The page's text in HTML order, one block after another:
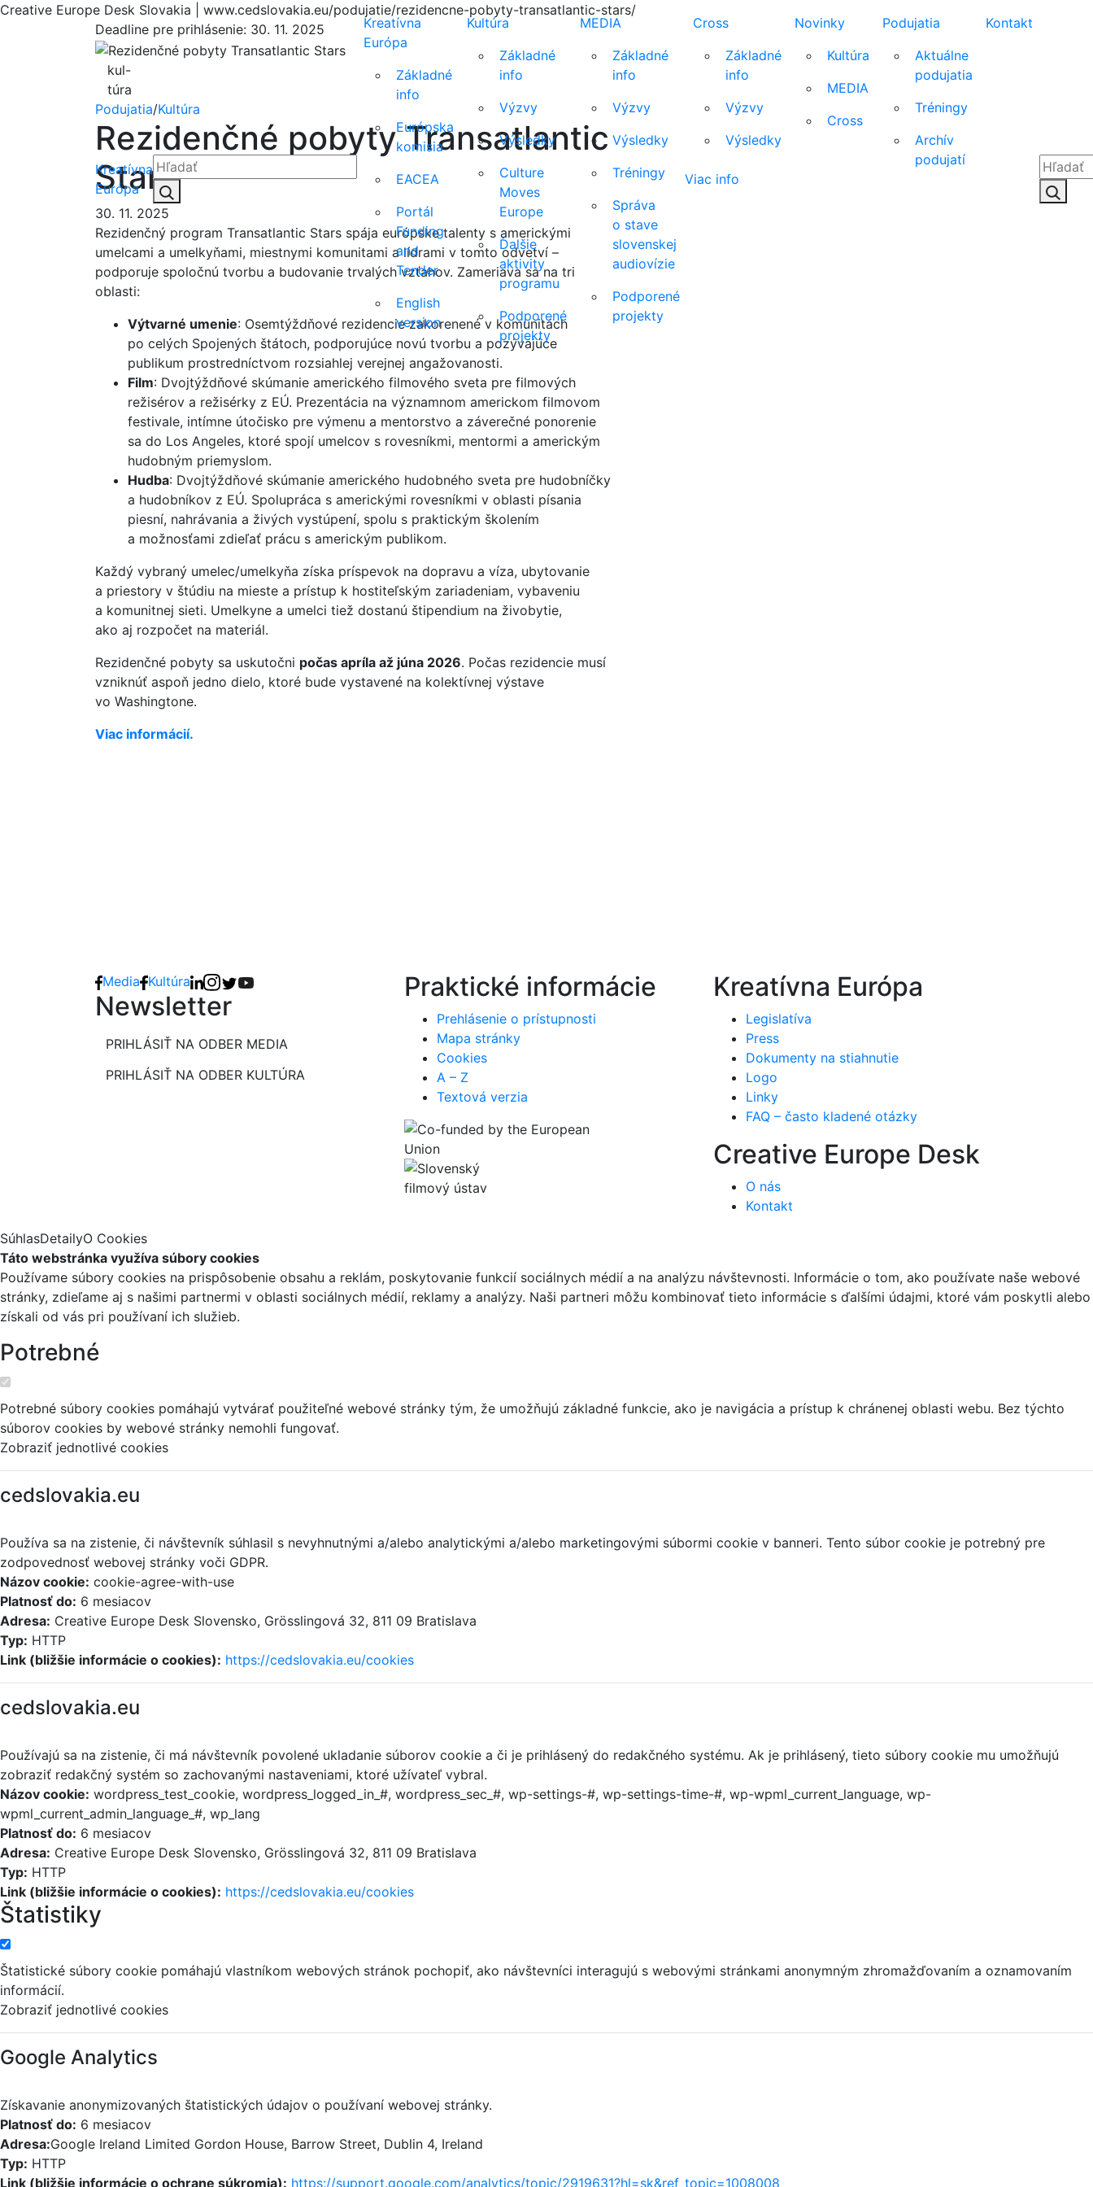
Creative Europe Desk Slovakia | www.cedslovakia.eu/podujatie/rezidencne-pobyty-transatlantic-stars/
Kreatívna
Európa
Hľadať:
Kreatívna
Európa
Základné
info
Európska
komisia
EACEA
Portál
Funding
and
Tender
English
version
Kultúra
Základné
info
Výzvy
Výsledky
Culture
Moves
Europe
Ďalšie
aktivity
programu
Podporené
projekty
MEDIA
Základné
info
Výzvy
Výsledky
Tréningy
Správa
o stave
slovenskej
audiovízie
Podporené
projekty
Cross
Základné
info
Výzvy
Výsledky
Novinky
Kultúra
MEDIA
Cross
Podujatia
Aktuálne
podujatia
Tréningy
Archív
podujatí
Kontakt
Hľadať:
Deadline pre prihlásenie: 30. 11. 2025
kul-
túra
Podujatia/Kultúra
Rezidenčné pobyty Transatlantic
Stars
30. 11. 2025
Rezidenčný program Transatlantic Stars spája európske talenty s americkými
umelcami a umelkyňami, miestnymi komunitami a lídrami v tomto odvetví –
podporuje spoločnú tvorbu a budovanie trvalých vzťahov. Zameriava sa na tri
oblasti:
Výtvarné umenie: Osemtýždňové rezidencie zakorenené v komunitách
po celých Spojených štátoch, podporujúce novú tvorbu a pozývajúce
publikum prostredníctvom rozsiahlej verejnej angažovanosti.
Film: Dvojtýždňové skúmanie amerického filmového sveta pre filmových
režisérov a režisérky z EÚ. Prezentácia na významnom americkom filmovom
festivale, intímne útočisko pre výmenu a mentorstvo a záverečné ponorenie
sa do Los Angeles, ktoré spojí umelcov s rovesníkmi, mentormi a americkým
hudobným priemyslom.
Hudba: Dvojtýždňové skúmanie amerického hudobného sveta pre hudobníčky
a hudobníkov z EÚ. Spolupráca s americkými rovesníkmi v oblasti písania
piesní, nahrávania a živých vystúpení, spolu s praktickým školením
a možnosťami zdieľať prácu s americkým publikom.
Každý vybraný umelec/umelkyňa získa príspevok na dopravu a víza, ubytovanie
a priestory v štúdiu na mieste a prístup k hostiteľským zariadeniam, vybaveniu
a komunitnej sieti. Umelkyne a umelci tiež dostanú štipendium na živobytie,
ako aj rozpočet na materiál.
Rezidenčné pobyty sa uskutočni počas apríla až júna 2026. Počas rezidencie musí
vzniknúť aspoň jedno dielo, ktoré bude vystavené na kolektívnej výstave
vo Washingtone.
Viac informácií.
Viac info
Media Kultúra
Newsletter
PRIHLÁSIŤ NA ODBER MEDIA
PRIHLÁSIŤ NA ODBER KULTÚRA
Praktické informácie
Prehlásenie o prístupnosti
Mapa stránky
Cookies
A – Z
Textová verzia
Kreatívna Európa
Legislatíva
Press
Dokumenty na stiahnutie
Logo
Linky
FAQ – často kladené otázky
Creative Europe Desk
O nás
Kontakt
SúhlasDetailyO Cookies
Táto webstránka využíva súbory cookies
Používame súbory cookies na prispôsobenie obsahu a reklám, poskytovanie funkcií sociálnych médií a na analýzu návštevnosti. Informácie o tom, ako používate naše webové
stránky, zdieľame aj s našimi partnermi v oblasti sociálnych médií, reklamy a analýzy. Naši partneri môžu kombinovať tieto informácie s ďalšími údajmi, ktoré vám poskytli alebo
získali od vás pri používaní ich služieb.
Potrebné
Potrebné súbory cookies pomáhajú vytvárať použiteľné webové stránky tým, že umožňujú základné funkcie, ako je navigácia a prístup k chránenej oblasti webu. Bez týchto
súborov cookies by webové stránky nemohli fungovať.
Zobraziť jednotlivé cookies
cedslovakia.eu
Používa sa na zistenie, či návštevník súhlasil s nevyhnutnými a/alebo analytickými a/alebo marketingovými súbormi cookie v banneri. Tento súbor cookie je potrebný pre
zodpovednosť webovej stránky voči GDPR.
Názov cookie: cookie-agree-with-use
Platnosť do: 6 mesiacov
Adresa: Creative Europe Desk Slovensko, Grösslingová 32, 811 09 Bratislava
Typ: HTTP
Link (bližšie informácie o cookies): https://cedslovakia.eu/cookies
cedslovakia.eu
Používajú sa na zistenie, či má návštevník povolené ukladanie súborov cookie a či je prihlásený do redakčného systému. Ak je prihlásený, tieto súbory cookie mu umožňujú
zobraziť redakčný systém so zachovanými nastaveniami, ktoré užívateľ vybral.
Názov cookie: wordpress_test_cookie, wordpress_logged_in_#, wordpress_sec_#, wp-settings-#, wp-settings-time-#, wp-wpml_current_language, wp-
wpml_current_admin_language_#, wp_lang
Platnosť do: 6 mesiacov
Adresa: Creative Europe Desk Slovensko, Grösslingová 32, 811 09 Bratislava
Typ: HTTP
Link (bližšie informácie o cookies): https://cedslovakia.eu/cookies
Štatistiky
Štatistické súbory cookie pomáhajú vlastníkom webových stránok pochopiť, ako návštevníci interagujú s webovými stránkami anonymným zhromažďovaním a oznamovaním
informácií.
Zobraziť jednotlivé cookies
Google Analytics
Získavanie anonymizovaných štatistických údajov o používaní webovej stránky.
Platnosť do: 6 mesiacov
Adresa:Google Ireland Limited Gordon House, Barrow Street, Dublin 4, Ireland
Typ: HTTP
Link (bližšie informácie o ochrane súkromia): https://support.google.com/analytics/topic/2919631?hl=sk&ref_topic=1008008